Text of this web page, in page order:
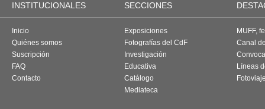
INSTITUCIONALES SECCIONES
Inicio
Quiénes somos
Suscripción
FAQ
Contacto
Exposiciones
Fotografías del CdF
Investigación
Educativa
Catálogo
Mediateca
MUFF,
Canal
Líneas